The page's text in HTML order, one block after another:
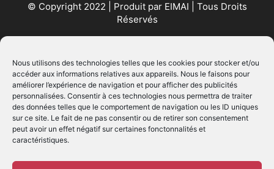
Nous utilisons des technologies telles que les cookies pour stocker et/ou
accéder aux informations relatives aux appareils. Nous le faisons pour
améliorer l’expérience de navigation et pour afficher des publicités
personnalisées. Consentir à ces technologies nous permettra de traiter
des données telles que le comportement de navigation ou les ID uniques
sur ce site. Le fait de ne pas consentir ou de retirer son consentement
peut avoir un effet négatif sur certaines fonctonnalités et
caractéristiques.
© Copyright 2022 | Produit par EIMAI | Tous Droits
Réservés
SUIVEZ NOUS